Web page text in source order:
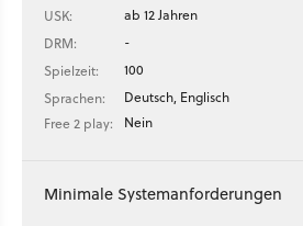
USK:
ab 12 Jahren
DRM:
-
Spielzeit:
100
Sprachen:
Deutsch, Englisch
Free 2 play:
Nein
Minimale Systemanforderungen